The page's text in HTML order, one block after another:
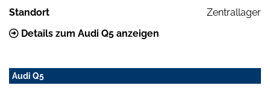
Standort
Zentrallager
Details zum Audi Q5 anzeigen
Audi Q5